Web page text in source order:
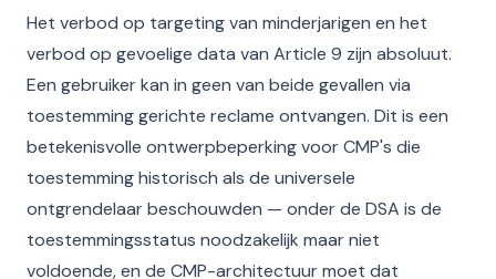
Het verbod op targeting van minderjarigen en het
verbod op gevoelige data van Article 9 zijn absoluut.
Een gebruiker kan in geen van beide gevallen via
toestemming gerichte reclame ontvangen. Dit is een
betekenisvolle ontwerpbeperking voor CMP's die
toestemming historisch als de universele
ontgrendelaar beschouwden — onder de DSA is de
toestemmingsstatus noodzakelijk maar niet
voldoende, en de CMP-architectuur moet dat